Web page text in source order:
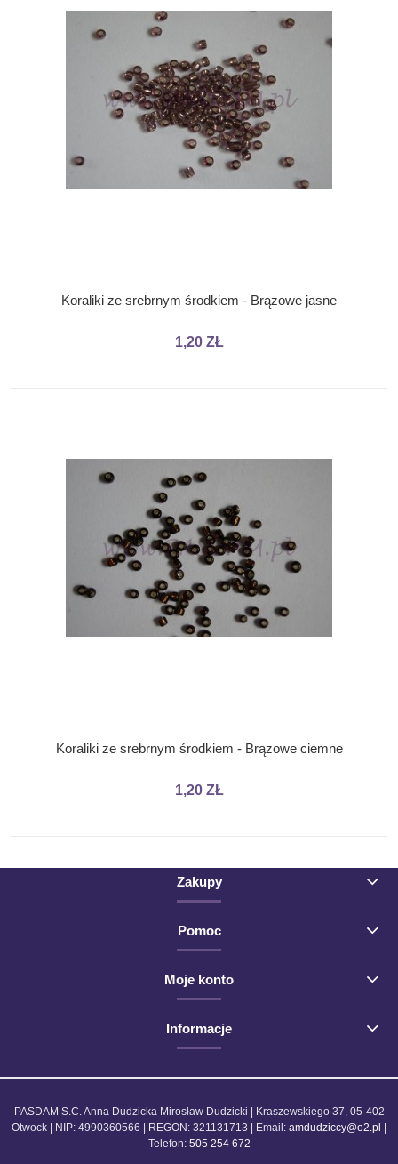
Koraliki ze srebrnym środkiem - Brązowe jasne
1,20 ZŁ
Koraliki ze srebrnym środkiem - Brązowe ciemne
1,20 ZŁ
Zakupy
Pomoc
Moje konto
Informacje
PASDAM S.C. Anna Dudzicka Mirosław Dudzicki | Kraszewskiego 37, 05-402
Otwock | NIP: 4990360566 | REGON: 321131713 | Email: amdudziccy@o2.pl |
Telefon: 505 254 672